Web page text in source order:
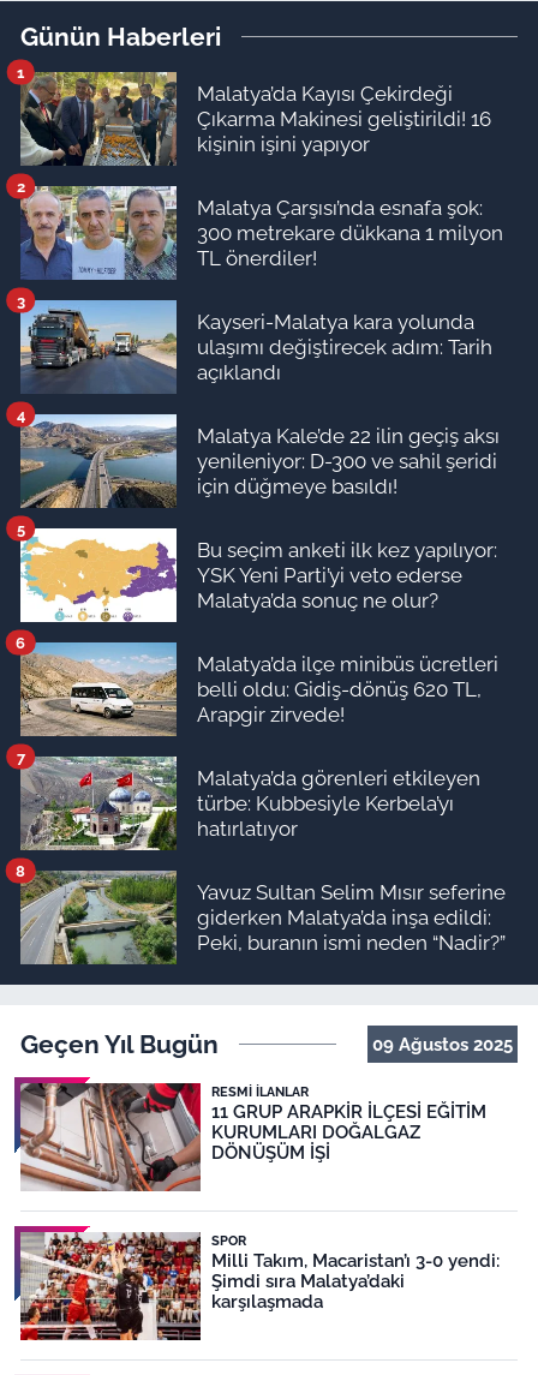
Günün Haberleri
Malatya’da Kayısı Çekirdeği
Çıkarma Makinesi geliştirildi! 16
kişinin işini yapıyor
1
Malatya Çarşısı’nda esnafa şok:
300 metrekare dükkana 1 milyon
TL önerdiler!
2
Kayseri-Malatya kara yolunda
ulaşımı değiştirecek adım: Tarih
açıklandı
3
Malatya Kale’de 22 ilin geçiş aksı
yenileniyor: D-300 ve sahil şeridi
için düğmeye basıldı!
4
Bu seçim anketi ilk kez yapılıyor:
YSK Yeni Parti’yi veto ederse
Malatya’da sonuç ne olur?
5
Malatya’da ilçe minibüs ücretleri
belli oldu: Gidiş-dönüş 620 TL,
Arapgir zirvede!
6
Malatya’da görenleri etkileyen
türbe: Kubbesiyle Kerbela’yı
hatırlatıyor
7
Yavuz Sultan Selim Mısır seferine
giderken Malatya’da inşa edildi:
Peki, buranın ismi neden “Nadir?”
8
Geçen Yıl Bugün 09 Ağustos 2025
RESMI İLANLAR
11 GRUP ARAPKİR İLÇESİ EĞİTİM
KURUMLARI DOĞALGAZ
DÖNÜŞÜM İŞİ
SPOR
Milli Takım, Macaristan’ı 3-0 yendi:
Şimdi sıra Malatya’daki
karşılaşmada